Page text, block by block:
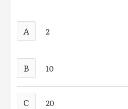
A 2
B 10
C 20